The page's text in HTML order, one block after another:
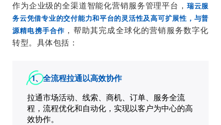
作为企业级的全渠道智能化营销服务管理平台， 瑞云服
务云凭借专业的交付能力和平台的灵活性及高可扩展性，与普
源精电携手合作 ，帮助其完成全球化的营销服务数字化
转型。具体包括：
1、全流程拉通以高效协作
拉通市场活动、线索、商机、订单、服务全流
程，流程优化和自动化，实现以客户为中心的高
效协作。